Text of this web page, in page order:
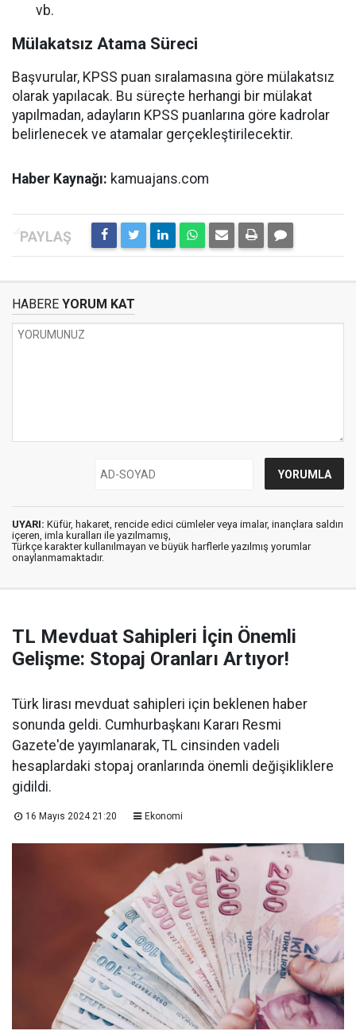
vb.
Mülakatsız Atama Süreci
Başvurular, KPSS puan sıralamasına göre mülakatsız
olarak yapılacak. Bu süreçte herhangi bir mülakat
yapılmadan, adayların KPSS puanlarına göre kadrolar
belirlenecek ve atamalar gerçekleştirilecektir.
Haber Kaynağı: kamuajans.com
HABERE YORUM KAT
UYARI: Küfür, hakaret, rencide edici cümleler veya imalar, inançlara saldırı
içeren, imla kuralları ile yazılmamış,
Türkçe karakter kullanılmayan ve büyük harflerle yazılmış yorumlar
onaylanmamaktadır.
TL Mevduat Sahipleri İçin Önemli
Gelişme: Stopaj Oranları Artıyor!
Türk lirası mevduat sahipleri için beklenen haber
sonunda geldi. Cumhurbaşkanı Kararı Resmi
Gazete'de yayımlanarak, TL cinsinden vadeli
hesaplardaki stopaj oranlarında önemli değişikliklere
gidildi.
16 Mayıs 2024 21:20 Ekonomi